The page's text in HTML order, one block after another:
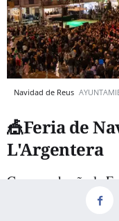
Navidad de Reus
🎪Feria de
L'Argentera
Como cada año la
itinerantes, cantada